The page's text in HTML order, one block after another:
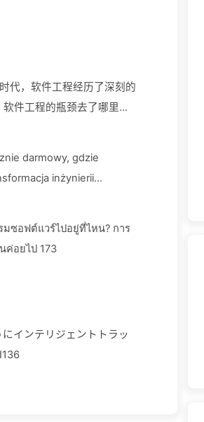
代，软件工程经历了深刻的
件工程的瓶颈去了哪里
程师、项目经理等。人力
软件工程瓶颈 在 AI 时代，
具和技术出现了，例如： *
技术
工程的瓶颈从开发时间、
。
darmowy, gdzie
ฟต์แวร์ไปอยู่ที่ไหน? การ
ค่อยไป 173
インテリジェントトラッ